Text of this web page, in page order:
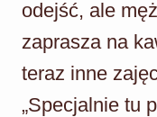
odejść, ale
zaprasza na
teraz inne
„Specjalnie tu